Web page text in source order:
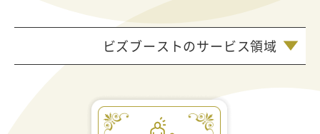
ビズブーストのサービス領域